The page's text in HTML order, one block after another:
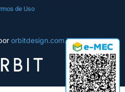
de Uso
orbitdesign.com.br